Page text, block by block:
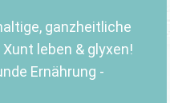
ganzheitliche
leben & glyxen!
Ernährung -